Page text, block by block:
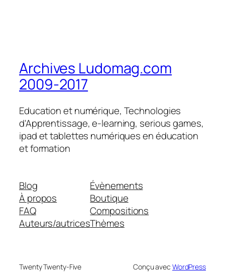
Archives Ludomag.com
2009-2017
Education et numérique, Technologies
d'Apprentissage, e-learning, serious games,
ipad et tablettes numériques en éducation
et formation
Blog
À propos
FAQ
Auteurs/autrices
Évènements
Boutique
Compositions
Thèmes
Twenty Twenty-Five Conçu avec WordPress